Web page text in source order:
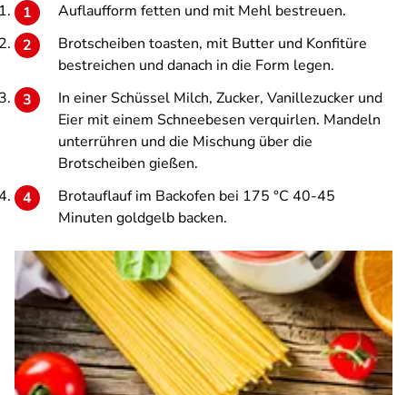
Auflaufform fetten und mit Mehl bestreuen.
Brotscheiben toasten, mit Butter und Konfitüre
bestreichen und danach in die Form legen.
In einer Schüssel Milch, Zucker, Vanillezucker und
Eier mit einem Schneebesen verquirlen. Mandeln
unterrühren und die Mischung über die
Brotscheiben gießen.
Brotauflauf im Backofen bei 175 °C 40-45
Minuten goldgelb backen.